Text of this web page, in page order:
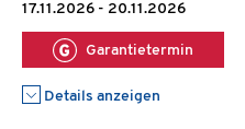
17.11.2026 - 20.11.2026
Garantietermin
Details anzeigen